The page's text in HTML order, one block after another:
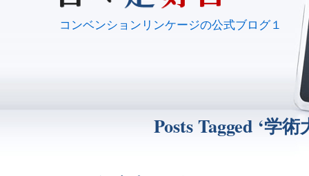
コンベンションリンケージの公式ブログ１
Posts Tagged ‘学術